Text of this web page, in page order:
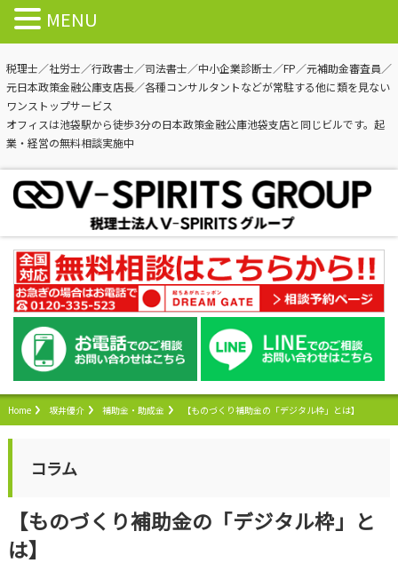
税理士／社労士／行政書士／司法書士／中小企業診断士／FP／元補助金審査員／
元日本政策金融公庫支店長／各種コンサルタントなどが常駐する他に類を見ない
ワンストップサービス
オフィスは池袋駅から徒歩3分の日本政策金融公庫池袋支店と同じビルです。起
業・経営の無料相談実施中
Home 坂井優介 補助金・助成金 【ものづくり補助金の「デジタル枠」とは】
コラム
【ものづくり補助金の「デジタル枠」と
は】
MENU